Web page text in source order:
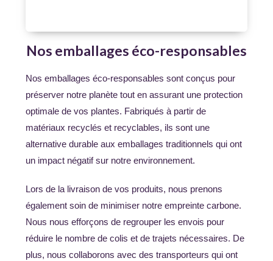
Nos emballages éco-responsables
Nos emballages éco-responsables sont conçus pour
préserver notre planète tout en assurant une protection
optimale de vos plantes. Fabriqués à partir de
matériaux recyclés et recyclables, ils sont une
alternative durable aux emballages traditionnels qui ont
un impact négatif sur notre environnement.
Lors de la livraison de vos produits, nous prenons
également soin de minimiser notre empreinte carbone.
Nous nous efforçons de regrouper les envois pour
réduire le nombre de colis et de trajets nécessaires. De
plus, nous collaborons avec des transporteurs qui ont